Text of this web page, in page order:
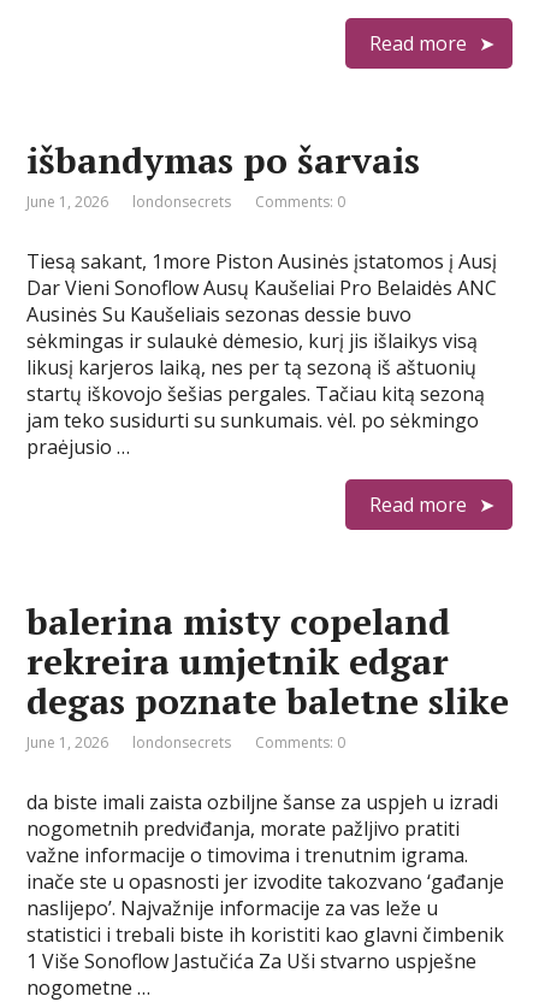
Read more
išbandymas po šarvais
June 1, 2026 londonsecrets Comments: 0
Tiesą sakant, 1more Piston Ausinės įstatomos į Ausį
Dar Vieni Sonoflow Ausų Kaušeliai Pro Belaidės ANC
Ausinės Su Kaušeliais sezonas dessie buvo
sėkmingas ir sulaukė dėmesio, kurį jis išlaikys visą
likusį karjeros laiką, nes per tą sezoną iš aštuonių
startų iškovojo šešias pergales. Tačiau kitą sezoną
jam teko susidurti su sunkumais. vėl. po sėkmingo
praėjusio …
Read more
balerina misty copeland
rekreira umjetnik edgar
degas poznate baletne slike
June 1, 2026 londonsecrets Comments: 0
da biste imali zaista ozbiljne šanse za uspjeh u izradi
nogometnih predviđanja, morate pažljivo pratiti
važne informacije o timovima i trenutnim igrama.
inače ste u opasnosti jer izvodite takozvano ‘gađanje
naslijepo’. Najvažnije informacije za vas leže u
statistici i trebali biste ih koristiti kao glavni čimbenik
1 Više Sonoflow Jastučića Za Uši stvarno uspješne
nogometne …